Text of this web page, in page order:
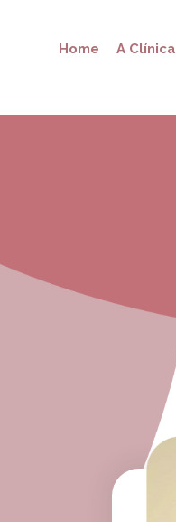
Home A Clínica